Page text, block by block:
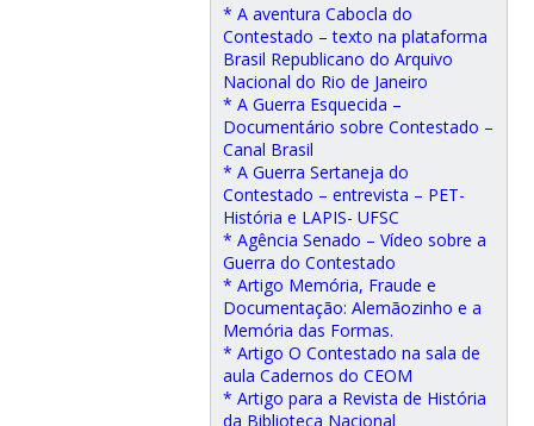
* A aventura Cabocla do
Contestado – texto na plataforma
Brasil Republicano do Arquivo
Nacional do Rio de Janeiro
* A Guerra Esquecida –
Documentário sobre Contestado –
Canal Brasil
* A Guerra Sertaneja do
Contestado – entrevista – PET-
História e LAPIS- UFSC
* Agência Senado – Vídeo sobre a
Guerra do Contestado
* Artigo Memória, Fraude e
Documentação: Alemãozinho e a
Memória das Formas.
* Artigo O Contestado na sala de
aula Cadernos do CEOM
* Artigo para a Revista de História
da Biblioteca Nacional